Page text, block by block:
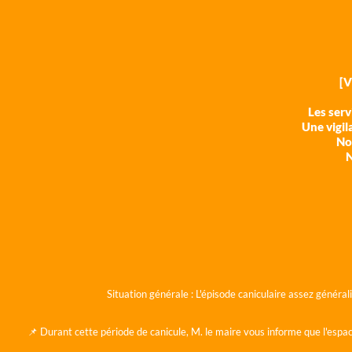
Les
Une
Situation générale : L'épisode caniculaire assez
📌 Durant cette période de canicule, M. le maire vous informe que